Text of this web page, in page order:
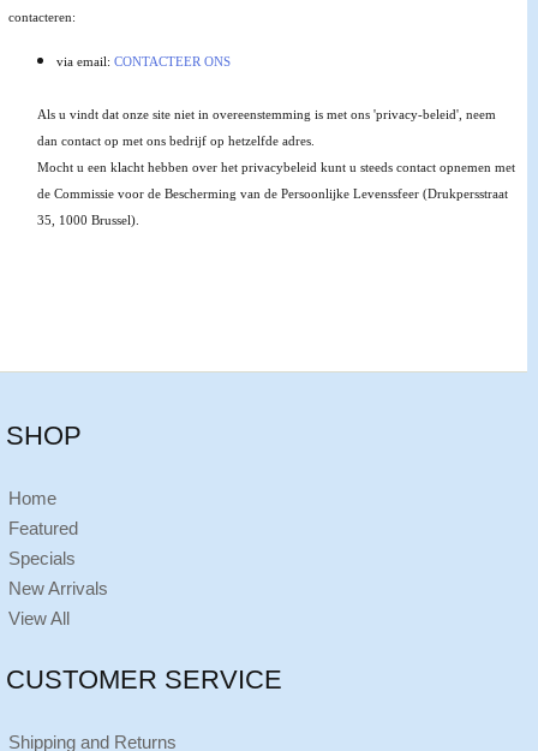
contacteren:
via email: CONTACTEER ONS
Als u vindt dat onze site niet in overeenstemming is met ons 'privacy-beleid', neem
dan contact op met ons bedrijf op hetzelfde adres.
Mocht u een klacht hebben over het privacybeleid kunt u steeds contact opnemen met
de Commissie voor de Bescherming van de Persoonlijke Levenssfeer (Drukpersstraat
35, 1000 Brussel).
SHOP
Home
Featured
Specials
New Arrivals
View All
CUSTOMER SERVICE
Shipping and Returns